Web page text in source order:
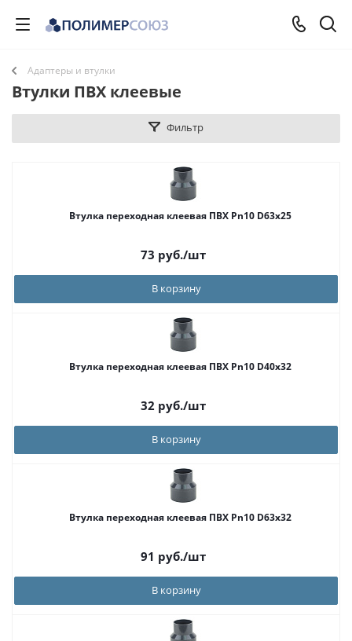
Адаптеры и втулки
Втулки ПВХ клеевые
Фильтр
Втулка переходная клеевая ПВХ Pn10 D63х25
73 руб./шт
В корзину
Втулка переходная клеевая ПВХ Pn10 D40x32
32 руб./шт
В корзину
Втулка переходная клеевая ПВХ Pn10 D63х32
91 руб./шт
В корзину